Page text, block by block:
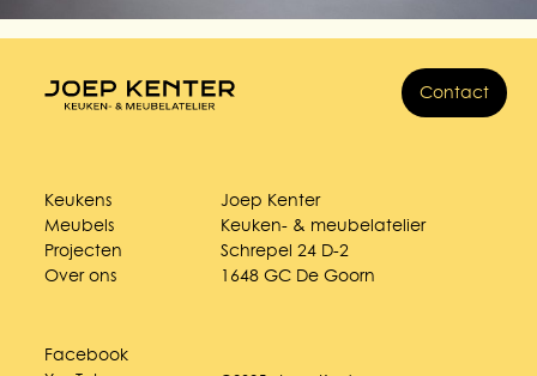
Keukens
Meubels
Projecten
Over ons
Facebook
Joep Kenter
Keuken- & meubelatelier
Schrepel 24 D-2
1648 GC De Goorn
Contact